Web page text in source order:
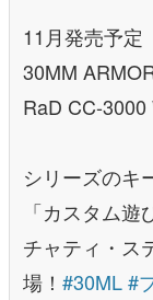
11月発売予定
30MM
RaD CC-
シリーズのキ
「カスタム遊
チャティ・ス
場！ #30ML#